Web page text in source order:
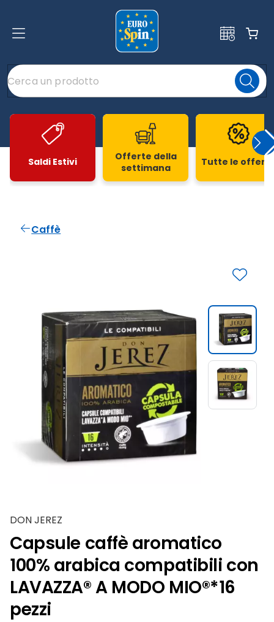
Saldi Estivi
Offerte della
settimana
Tutte le
Caffè
DON JEREZ
Capsule caffè aromatico
100% arabica compatibili con
LAVAZZA® A MODO MIO®*16
pezzi